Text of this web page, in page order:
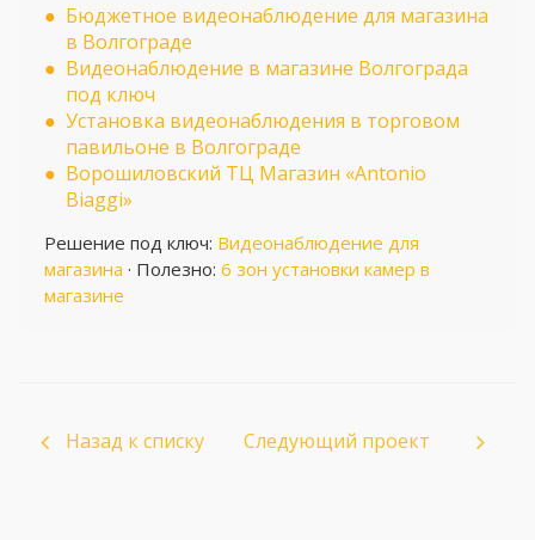
Бюджетное видеонаблюдение для магазина
в Волгограде
Видеонаблюдение в магазине Волгограда
под ключ
Установка видеонаблюдения в торговом
павильоне в Волгограде
Ворошиловский ТЦ Магазин «Antonio
Biaggi»
Решение под ключ: Видеонаблюдение для
магазина · Полезно: 6 зон установки камер в
магазине
Назад к списку Следующий проект